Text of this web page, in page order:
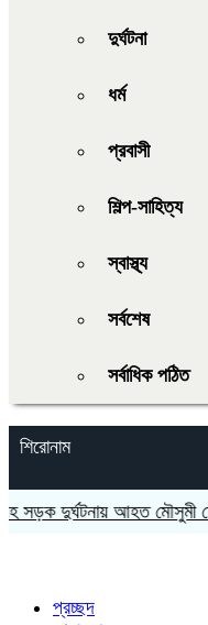
দুর্ঘটনা
ধর্ম
প্রবাসী
শিল্প-সাহিত্য
স্বাস্থ্য
সর্বশেষ
সর্বাধিক পঠিত
শিরোনাম
দুর্ঘটনায় আহত মৌসুমী মৌ
প্রচ্ছদ